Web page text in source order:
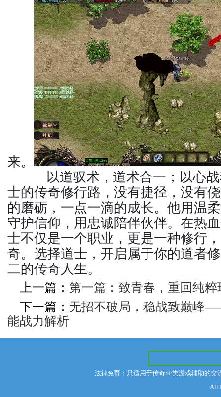
来。
以道驭术，道术合一；以心战
士的传奇修行路，没有捷径，没有
的磨砺，一点一滴的成长。他用温
守护信仰，用忠诚陪伴伙伴。在热
士不仅是一个职业，更是一种修行
奇。选择道士，开启属于你的道者
二的传奇人生。
上一篇： 第一篇：致青春，重回纯粹
下一篇： 无招不破局，稳战致巅峰
能战力解析
法律免责：只适用于传奇SF类游戏辅助的
All